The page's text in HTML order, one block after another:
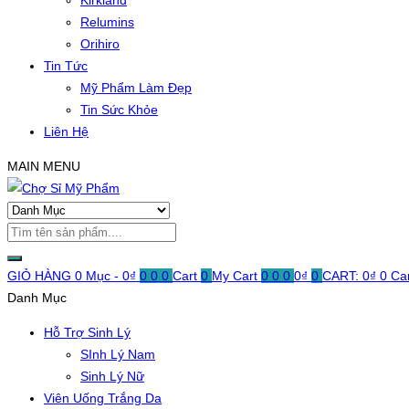
Relumins
Orihiro
Tin Tức
Mỹ Phẩm Làm Đẹp
Tin Sức Khỏe
Liên Hệ
MAIN MENU
GIỎ HÀNG 0 Mục - 0₫ 0 0 0 Cart 0 My Cart 0 0 0 0₫ 0 CART: 0₫ 0
Danh Mục
Hỗ Trợ Sinh Lý
SInh Lý Nam
Sinh Lý Nữ
Viên Uống Trắng Da